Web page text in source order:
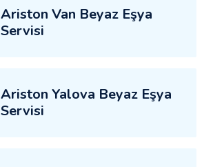
Ariston Van Beyaz Eşya
Servisi
Ariston Yalova Beyaz Eşya
Servisi